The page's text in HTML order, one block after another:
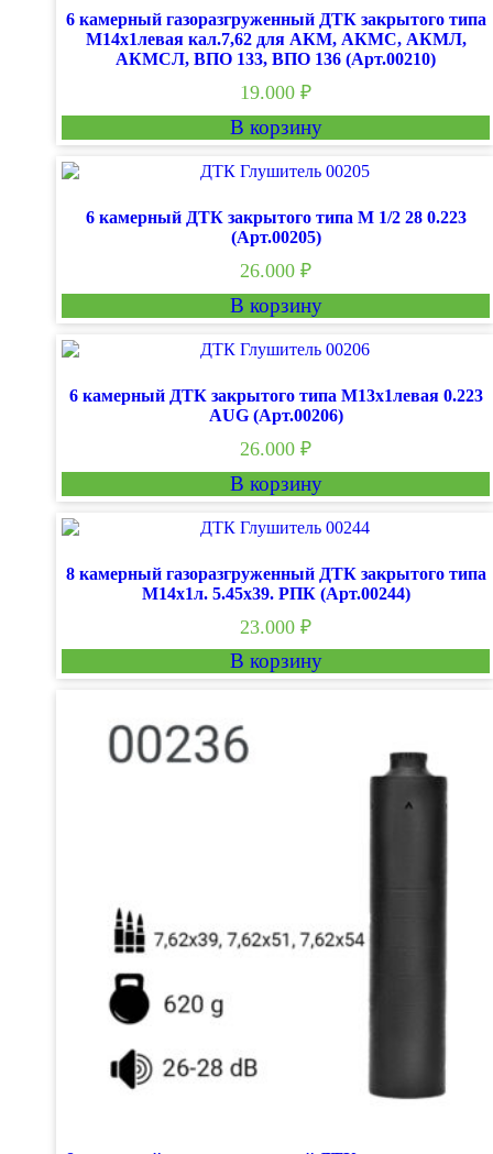
6 камерный газоразгруженный ДТК закрытого типа
М14х1левая кал.7,62 для АКМ, АКМС, АКМЛ,
АКМСЛ, ВПО 133, ВПО 136 (Арт.00210)
19.000₽
В корзину
6 камерный ДТК закрытого типа М 1/2 28 0.223
(Арт.00205)
26.000₽
В корзину
6 камерный ДТК закрытого типа М13х1левая 0.223
AUG (Арт.00206)
26.000₽
В корзину
8 камерный газоразгруженный ДТК закрытого типа
М14х1л. 5.45х39. РПК (Арт.00244)
23.000₽
В корзину